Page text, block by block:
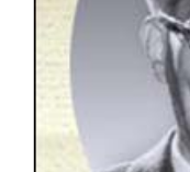
校
关闭